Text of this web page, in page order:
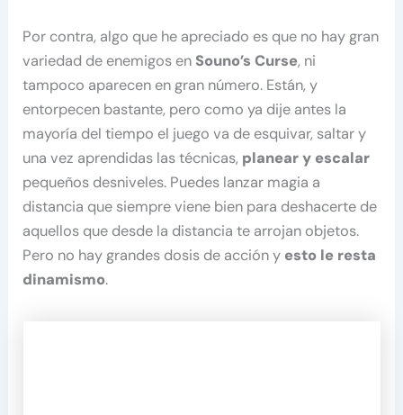
Por contra, algo que he apreciado es que no hay gran
variedad de enemigos en Souno’s Curse, ni
tampoco aparecen en gran número. Están, y
entorpecen bastante, pero como ya dije antes la
mayoría del tiempo el juego va de esquivar, saltar y
una vez aprendidas las técnicas, planear y escalar
pequeños desniveles. Puedes lanzar magia a
distancia que siempre viene bien para deshacerte de
aquellos que desde la distancia te arrojan objetos.
Pero no hay grandes dosis de acción y esto le resta
dinamismo.